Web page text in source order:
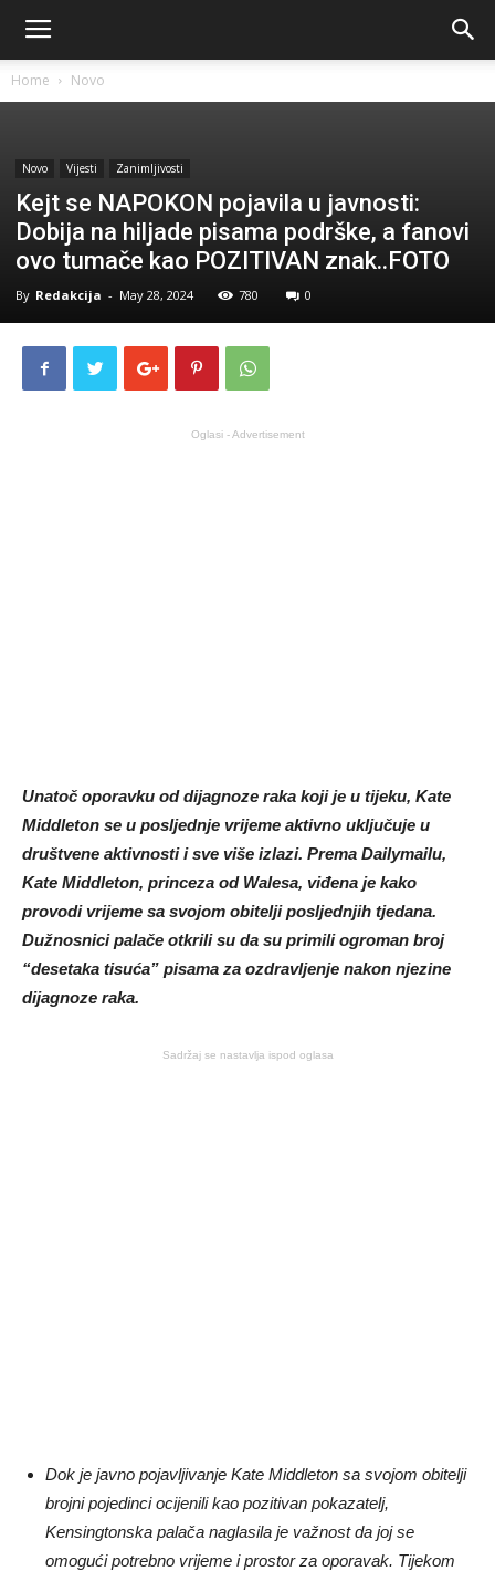
Home Novo
Novo Vijesti Zanimljivosti
Kejt se NAPOKON pojavila u javnosti:
Dobija na hiljade pisama podrške, a fanovi
ovo tumače kao POZITIVAN znak..FOTO
By Redakcija - May 28, 2024 780 0
Oglasi - Advertisement
Unatoč oporavku od dijagnoze raka koji je u tijeku, Kate
Middleton se u posljednje vrijeme aktivno uključuje u
društvene aktivnosti i sve više izlazi. Prema Dailymailu,
Kate Middleton, princeza od Walesa, viđena je kako
provodi vrijeme sa svojom obitelji posljednjih tjedana.
Dužnosnici palače otkrili su da su primili ogroman broj
“desetaka tisuća” pisama za ozdravljenje nakon njezine
dijagnoze raka.
Sadržaj se nastavlja ispod oglasa
Dok je javno pojavljivanje Kate Middleton sa svojom obitelji
brojni pojedinci ocijenili kao pozitivan pokazatelj,
Kensingtonska palača naglasila je važnost da joj se
omogući potrebno vrijeme i prostor za oporavak. Tijekom